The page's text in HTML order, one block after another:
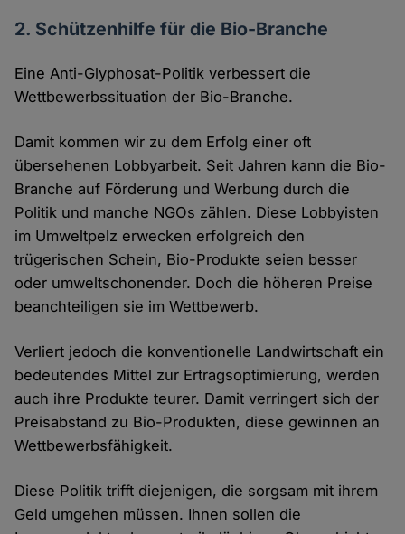
2. Schützenhilfe für die Bio-Branche
Eine Anti-Glyphosat-Politik verbessert die
Wettbewerbssituation der Bio-Branche.
Damit kommen wir zu dem Erfolg einer oft
übersehenen Lobbyarbeit. Seit Jahren kann die Bio-
Branche auf Förderung und Werbung durch die
Politik und manche NGOs zählen. Diese Lobbyisten
im Umweltpelz erwecken erfolgreich den
trügerischen Schein, Bio-Produkte seien besser
oder umweltschonender. Doch die höheren Preise
beanchteiligen sie im Wettbewerb.
Verliert jedoch die konventionelle Landwirtschaft ein
bedeutendes Mittel zur Ertragsoptimierung, werden
auch ihre Produkte teurer. Damit verringert sich der
Preisabstand zu Bio-Produkten, diese gewinnen an
Wettbewerbsfähigkeit.
Diese Politik trifft diejenigen, die sorgsam mit ihrem
Geld umgehen müssen. Ihnen sollen die